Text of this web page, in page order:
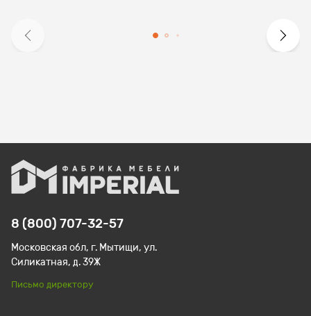
8 (800) 707-32-57
Московская обл, г. Мытищи, ул.
Силикатная, д. 39Ж
Письмо директору